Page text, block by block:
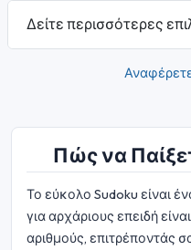
Δείτε περισσότερες
Πώς να
Το εύκολο Sudoku είναι
για αρχάριους επειδή
αριθμούς, επιτρέποντάς